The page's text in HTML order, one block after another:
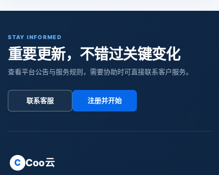
STAY INFORMED
重要更新，不错过关键变化
查看平台公告与服务规则，需要协助时可直接联系客户服务。
联系客服 注册并开始
C Coo云